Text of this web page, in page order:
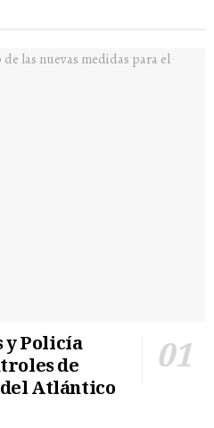
y Policía
de
Atlántico